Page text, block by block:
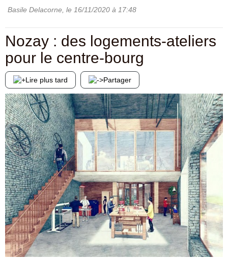
Basile Delacorne , le 16/11/2020 à 17:48
Nozay : des logements-ateliers
pour le centre-bourg
Lire plus tard Partager